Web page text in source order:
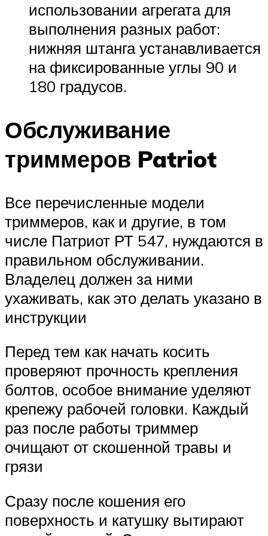
использовании агрегата для
выполнения разных работ:
нижняя штанга устанавливается
на фиксированные углы 90 и
180 градусов.
Обслуживание
триммеров Patriot
Все перечисленные модели
триммеров, как и другие, в том
числе Патриот РТ 547, нуждаются в
правильном обслуживании.
Владелец должен за ними
ухаживать, как это делать указано в
инструкции
Перед тем как начать косить
проверяют прочность крепления
болтов, особое внимание уделяют
крепежу рабочей головки. Каждый
раз после работы триммер
очищают от скошенной травы и
грязи
Сразу после кошения его
поверхность и катушку вытирают